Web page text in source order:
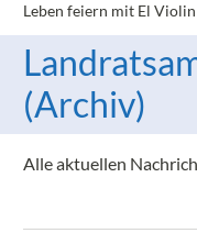
Leben feiern mit El
(Archiv)
Alle aktuellen